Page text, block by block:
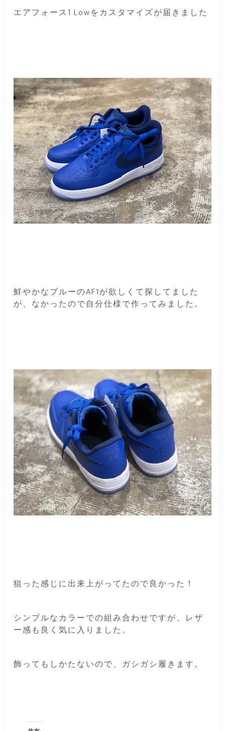
エアフォース1 Lowをカスタマイズが届きました
鮮やかなブルーのAF1が欲しくて探してました
が、なかったので自分仕様で作ってみました。
狙った感じに出来上がってたので良かった！
シンプルなカラーでの組み合わせですが、レザ
ー感も良く気に入りました。
飾ってもしかたないので、ガシガシ履きます。